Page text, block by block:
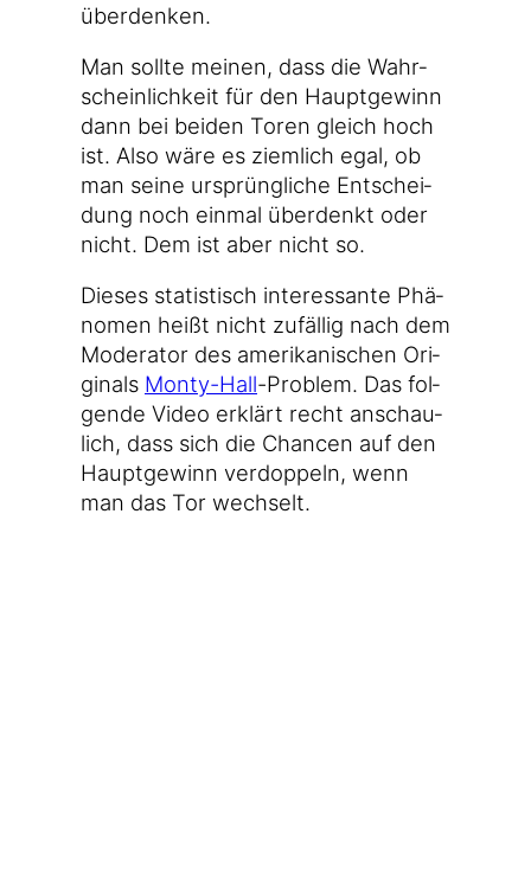
überdenken.
Man soll­te mei­nen, dass die Wahr­
schein­lich­keit für den Haupt­ge­winn
dann bei bei­den Toren gleich hoch
ist. Also wäre es ziem­lich egal, ob
man sei­ne ursprüng­li­che Ent­schei­
dung noch ein­mal über­denkt oder
nicht. Dem ist aber nicht so.
Die­ses sta­tis­tisch inter­es­san­te Phä­
no­men heißt nicht zufäl­lig nach dem
Mode­ra­tor des ame­ri­ka­ni­schen Ori­
gi­nals Monty-Hall-Pro­blem. Das fol­
gen­de Video erklärt recht anschau­
lich, dass sich die Chan­cen auf den
Haupt­ge­winn ver­dop­peln, wenn
man das Tor wechselt.